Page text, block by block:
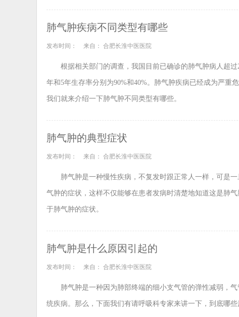
肺气肿疾病不同类型有哪些
发布时间： 来自： 合肥长淮中医医院
根据相关部门的调查，我国目前已确诊的肺气肿病人超
年和5年生存率分别为90%和40%。肺气肿疾病已经成为严重
我们就来介绍一下肺气肿不同类型有哪些。
肺气肿的典型症状
发布时间： 来自： 合肥长淮中医医院
肺气肿是一种慢性疾病，不复发时跟正常人一样，可是
气肿的症状，这样不仅能够在患者发病时清楚地知道这是肺
于肺气肿的症状。
肺气肿是什么原因引起的
发布时间： 来自： 合肥长淮中医医院
肺气肿是一种因为肺部终端的细小支气管的弹性减弱，
统疾病。那么，下面我们有请呼吸科专家来讲一下，到底哪